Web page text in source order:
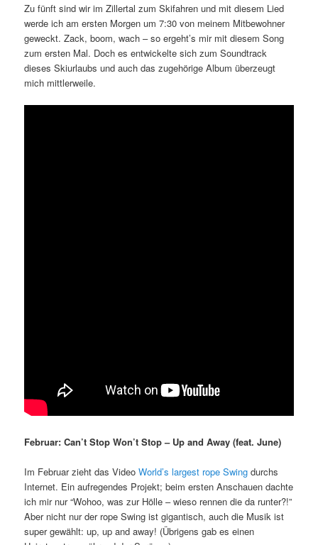
Zu fünft sind wir im Zillertal zum Skifahren und mit diesem Lied
werde ich am ersten Morgen um 7:30 von meinem Mitbewohner
geweckt. Zack, boom, wach – so ergeht’s mir mit diesem Song
zum ersten Mal. Doch es entwickelte sich zum Soundtrack
dieses Skiurlaubs und auch das zugehörige Album überzeugt
mich mittlerweile.
Februar: Can’t Stop Won’t Stop – Up and Away (feat. June)
Im Februar zieht das VideoWorld’s largest rope Swing durchs
Internet. Ein aufregendes Projekt; beim ersten Anschauen dachte
ich mir nur “Wohoo, was zur Hölle – wieso rennen die da runter?!”
Aber nicht nur der rope Swing ist gigantisch, auch die Musik ist
super gewählt: up, up and away! (Übrigens gab es einen